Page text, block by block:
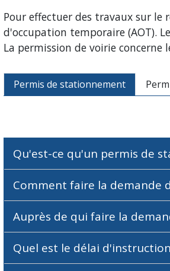
Pour effectuer des travaux sur
d'occupation temporaire (AOT).
La permission de voirie
Permis de stationnement
Qu'est-ce qu'un permis de
Comment faire la demande
Auprès de qui faire la
Quel est le délai